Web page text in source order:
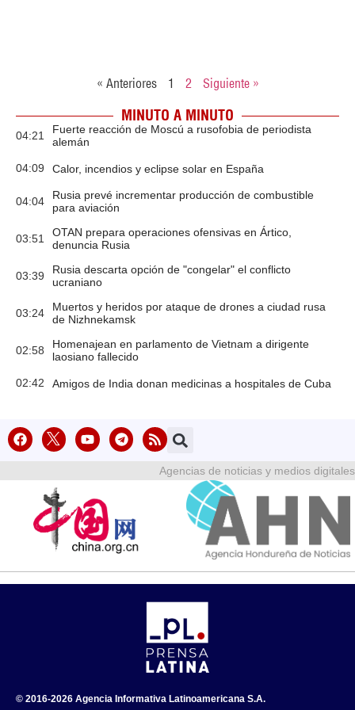
« Anteriores 1 2 Siguiente »
MINUTO A MINUTO
04:21
Fuerte reacción de Moscú a rusofobia de periodista
alemán
04:09 Calor, incendios y eclipse solar en España
04:04
Rusia prevé incrementar producción de combustible
para aviación
03:51
OTAN prepara operaciones ofensivas en Ártico,
denuncia Rusia
03:39
Rusia descarta opción de "congelar" el conflicto
ucraniano
03:24
Muertos y heridos por ataque de drones a ciudad rusa
de Nizhnekamsk
02:58
Homenajean en parlamento de Vietnam a dirigente
laosiano fallecido
02:42 Amigos de India donan medicinas a hospitales de Cuba
Agencias de noticias y medios digitales
© 2016-2026 Agencia Informativa Latinoamericana S.A.